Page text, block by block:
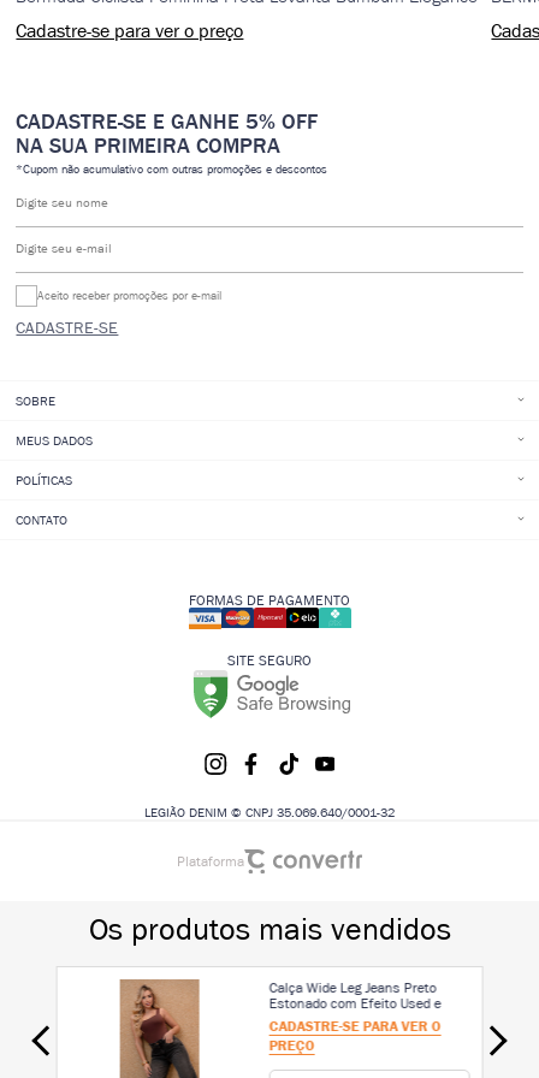
Cadastre-se para ver o preço
CADASTRE-SE E GANHE 5% OFF
NA SUA PRIMEIRA COMPRA
*Cupom não acumulativo com outras promoções e descontos
Digite seu nome
Digite seu e-mail
CADASTRE-SE
Aceito receber promoções por e-mail
SOBRE
MEUS DADOS
POLÍTICAS
CONTATO
FORMAS DE PAGAMENTO
SITE SEGURO
LEGIÃO DENIM © CNPJ 35.069.640/0001-32
Plataforma